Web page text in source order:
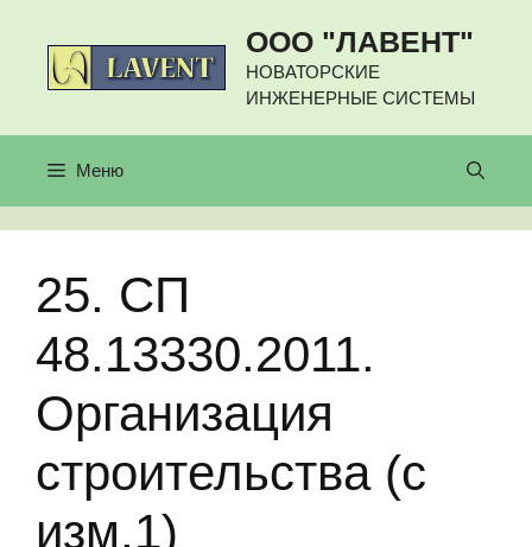
содержимому
ООО "ЛАВЕНТ"
НОВАТОРСКИЕ
ИНЖЕНЕРНЫЕ СИСТЕМЫ
Меню
25. СП
48.13330.2011.
Организация
строительства (с
изм.1)